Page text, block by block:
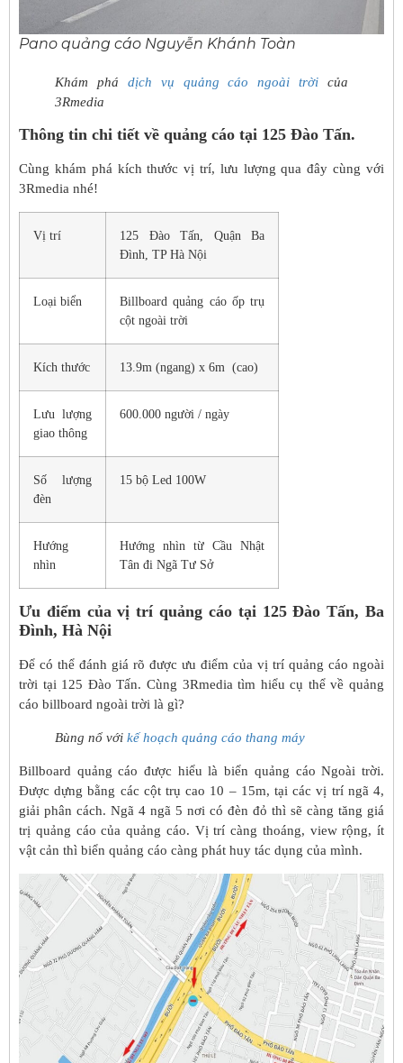
Pano quảng cáo Nguyễn Khánh Toàn
Khám phá dịch vụ quảng cáo ngoài trời của
3Rmedia
Thông tin chi tiết về quảng cáo tại 125 Đào Tấn.
Cùng khám phá kích thước vị trí, lưu lượng qua đây cùng với
3Rmedia nhé!
Vị trí
125 Đào Tấn, Quận Ba
Đình, TP Hà Nội
Loại biển
Billboard quảng cáo ốp trụ
cột ngoài trời
Kích thước 13.9m (ngang) x 6m (cao)
Lưu lượng
giao thông
600.000 người / ngày
Số lượng
đèn
15 bộ Led 100W
Hướng
nhìn
Hướng nhìn từ Cầu Nhật
Tân đi Ngã Tư Sở
Ưu điểm của vị trí quảng cáo tại 125 Đào Tấn, Ba
Đình, Hà Nội
Để có thể đánh giá rõ được ưu điểm của vị trí quảng cáo ngoài
trời tại 125 Đào Tấn. Cùng 3Rmedia tìm hiểu cụ thể về quảng
cáo billboard ngoài trời là gì?
Bùng nổ với kế hoạch quảng cáo thang máy
Billboard quảng cáo được hiểu là biển quảng cáo Ngoài trời.
Được dựng bằng các cột trụ cao 10 – 15m, tại các vị trí ngã 4,
giải phân cách. Ngã 4 ngã 5 nơi có đèn đỏ thì sẽ càng tăng giá
trị quảng cáo của quảng cáo. Vị trí càng thoáng, view rộng, ít
vật cản thì biển quảng cáo càng phát huy tác dụng của mình.